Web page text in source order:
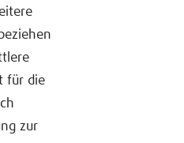
für die
zur